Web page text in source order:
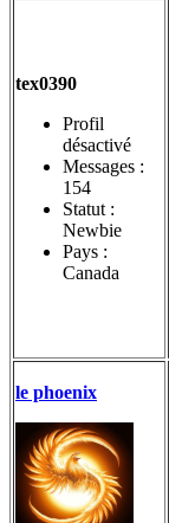
tex0390
Profil
désactivé
Messages :
154
Statut :
Newbie
Pays :
Canada
le phoenix